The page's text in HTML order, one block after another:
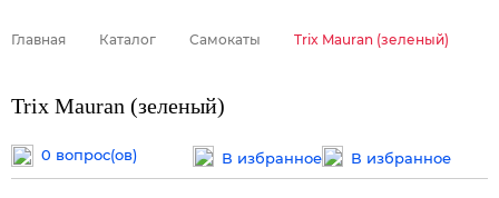
Главная Каталог Самокаты Trix Mauran (зеленый)
Trix Mauran (зеленый)
0 вопрос(ов) В избранное В избранное